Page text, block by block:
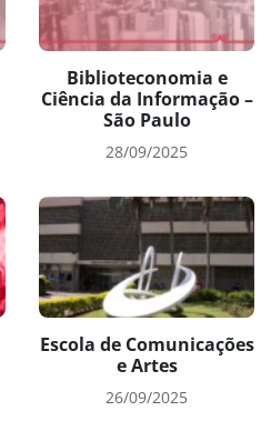
Biblioteconomia e
Ciência da Informação –
São Paulo
28/09/2025
Escola de Comunicações
e Artes
26/09/2025